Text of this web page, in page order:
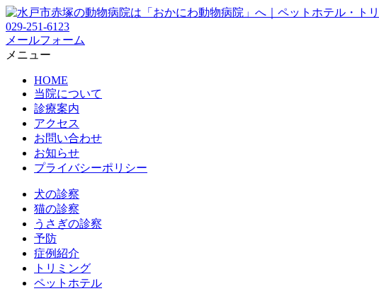
029-251-6123
メールフォーム
メニュー
HOME
当院について
診療案内
アクセス
お問い合わせ
お知らせ
プライバシーポリシー
犬の診察
猫の診察
うさぎの診察
予防
症例紹介
トリミング
ペットホテル